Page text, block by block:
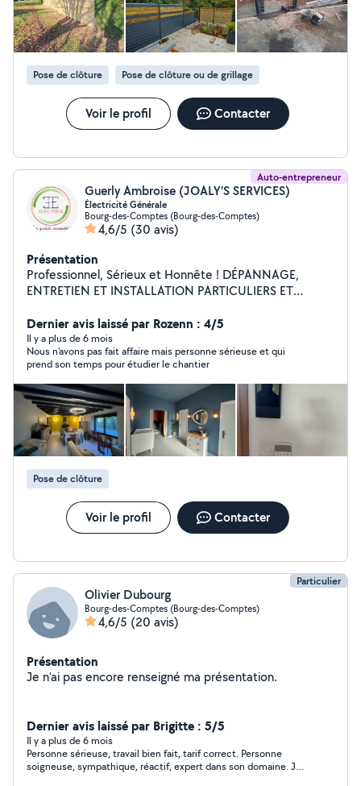
Pose de clôture Pose de clôture ou de grillage
Voir le profil Contacter
Auto-entrepreneur
Guerly Ambroise (JOALY'S SERVICES)
Électricité Générale
Bourg-des-Comptes (Bourg-des-Comptes)
4,6/5 (30 avis)
Présentation
Professionnel, Sérieux et Honnête ! DÉPANNAGE,
ENTRETIEN ET INSTALLATION PARTICULIERS ET
rénovation et mise en conformité) - Bornes de recharge
pour les véhicules électriques - Domotique - Fermeture
manuelle et Automatique : Portail, volet roulant, Porte
de garage, - Équipements de quai, Porte industrielle,
Porte Automatique Piétonne. - Menuiserie : Clôture PVC
et aluminium et muret.
Dernier avis laissé par Rozenn : 4/5
Il y a plus de 6 mois
Nous n'avons pas fait affaire mais personne sérieuse et qui
prend son temps pour étudier le chantier
Pose de clôture
Voir le profil Contacter
Particulier
Olivier Dubourg
Bourg-des-Comptes (Bourg-des-Comptes)
4,6/5 (20 avis)
Présentation
Je n'ai pas encore renseigné ma présentation.
Dernier avis laissé par Brigitte : 5/5
Il y a plus de 6 mois
Personne sérieuse, travail bien fait, tarif correct. Personne
soigneuse, sympathique, réactif, expert dans son domaine. Je